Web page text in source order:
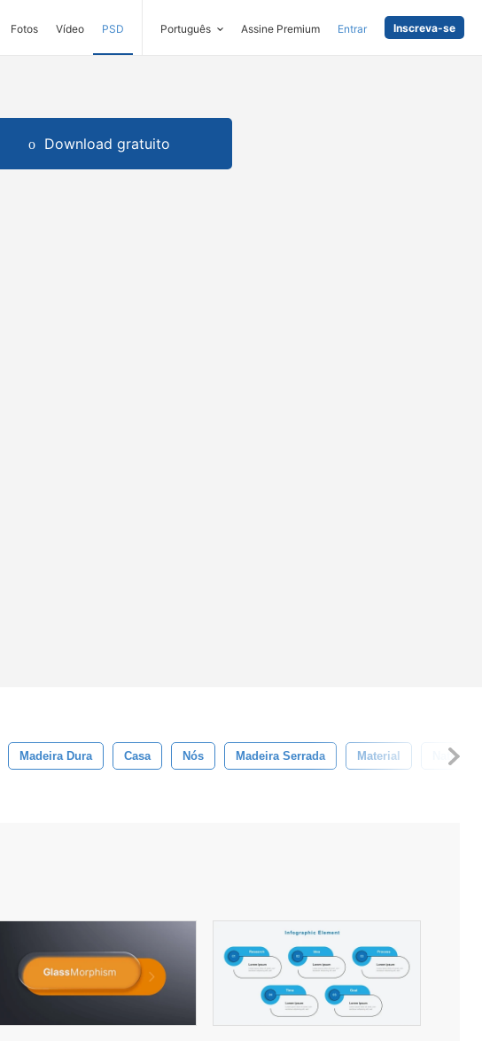
Fotos Vídeo PSD Português Assine Premium Entrar Inscreva-se
Download gratuito
Madeira Dura Casa Nós Madeira Serrada Material Natural